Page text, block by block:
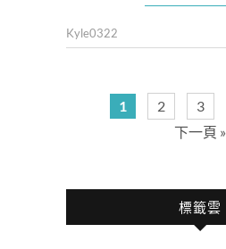
Kyle0322
1 2 3
下一頁 »
標籤雲